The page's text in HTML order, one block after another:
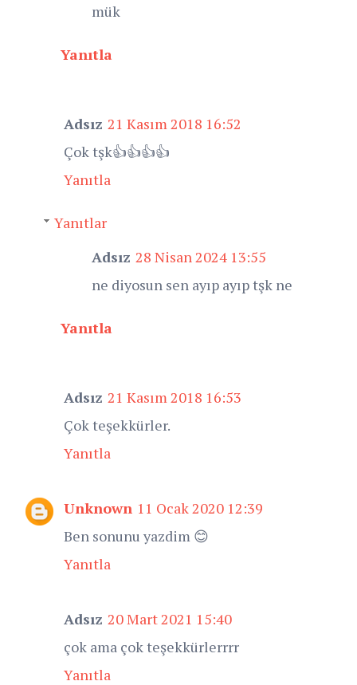
mük
Yanıtla
Adsız 21 Kasım 2018 16:52
Çok tşk👍👍👍👍
Yanıtla
Yanıtlar
Adsız 28 Nisan 2024 13:55
ne diyosun sen ayıp ayıp tşk ne
Yanıtla
Adsız 21 Kasım 2018 16:53
Çok teşekkürler.
Yanıtla
Unknown 11 Ocak 2020 12:39
Ben sonunu yazdim 😊
Yanıtla
Adsız 20 Mart 2021 15:40
çok ama çok teşekkürlerrrr
Yanıtla